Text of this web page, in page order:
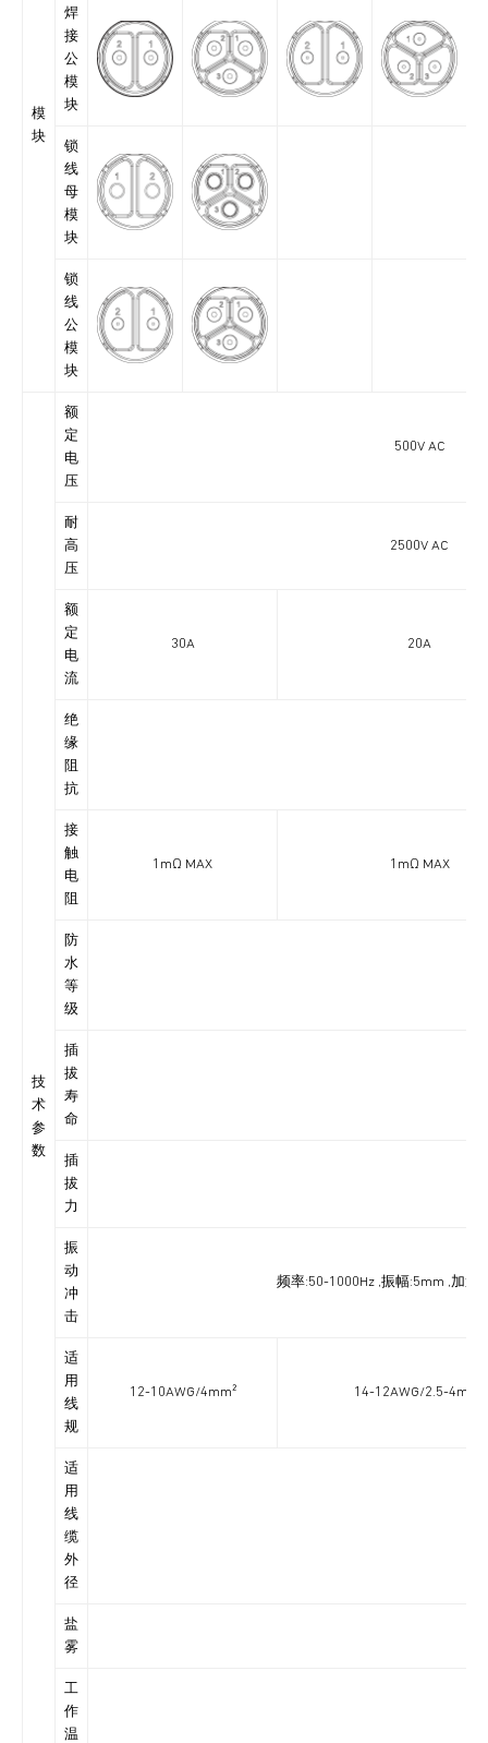
模
块
焊
接
公
模
块
锁
线
母
模
块
锁
线
公
模
块
技
术
参
数
额
定
电
压
500V AC
耐
高
压
2500V AC
额
定
电
流
30A 20A
绝
缘
阻
抗
接
触
电
阻
1mΩ MAX 1mΩ MAX
防
水
等
级
插
拔
寿
命
插
拔
力
振
动
冲
击
频率:50-1000Hz ,振幅:5mm ,加
适
用
线
规
12-10AWG/4mm² 14-12AWG/2.5-4mm²
适
用
线
缆
外
径
盐
雾
工
作
温